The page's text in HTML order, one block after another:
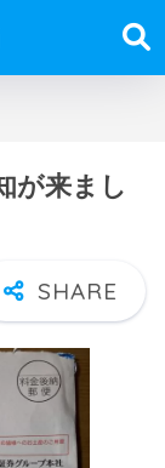
が来まし